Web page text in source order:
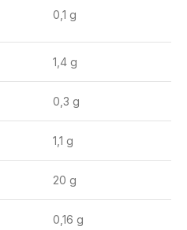
0,1 g
1,4 g
0,3 g
1,1 g
20 g
0,16 g